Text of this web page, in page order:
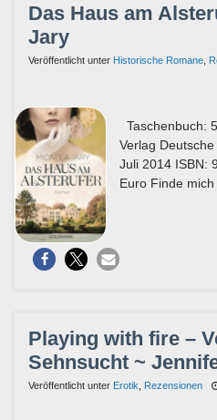
Das Haus am
Jary
Veröffentlicht unter Historische Romane
Taschenbuch:
Verlag Deutsche
Juli 2014 ISBN:
Euro Finde
Playing with fire –
Sehnsucht ~
Veröffentlicht unter Erotik
Rezensionen